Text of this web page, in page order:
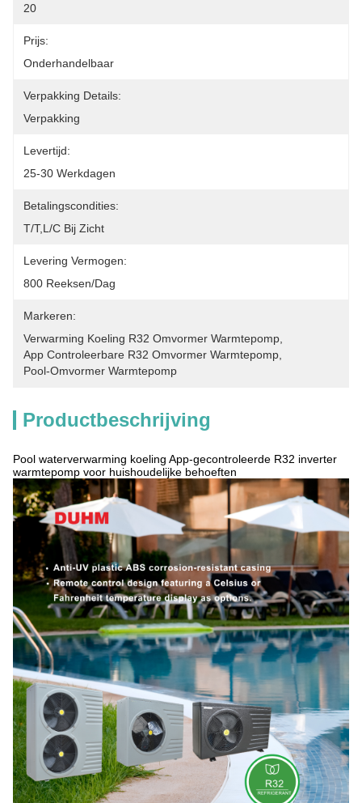
20
Prijs:
Onderhandelbaar
Verpakking Details:
Verpakking
Levertijd:
25-30 Werkdagen
Betalingscondities:
T/T,L/C Bij Zicht
Levering Vermogen:
800 Reeksen/dag
Markeren:
Verwarming Koeling R32 Omvormer Warmtepomp
App Controleerbare R32 Omvormer Warmtepomp
Pool-Omvormer Warmtepomp
Productbeschrijving
Pool waterverwarming koeling App-gecontroleerde R32 inverter
warmtepomp voor huishoudelijke behoeften